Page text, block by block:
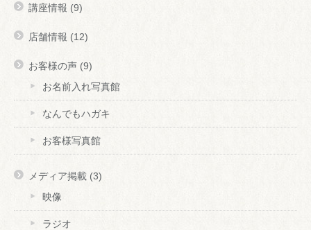
講座情報 (9)
店舗情報 (12)
お客様の声 (9)
お名前入れ写真館
なんでもハガキ
お客様写真館
メディア掲載 (3)
映像
ラジオ